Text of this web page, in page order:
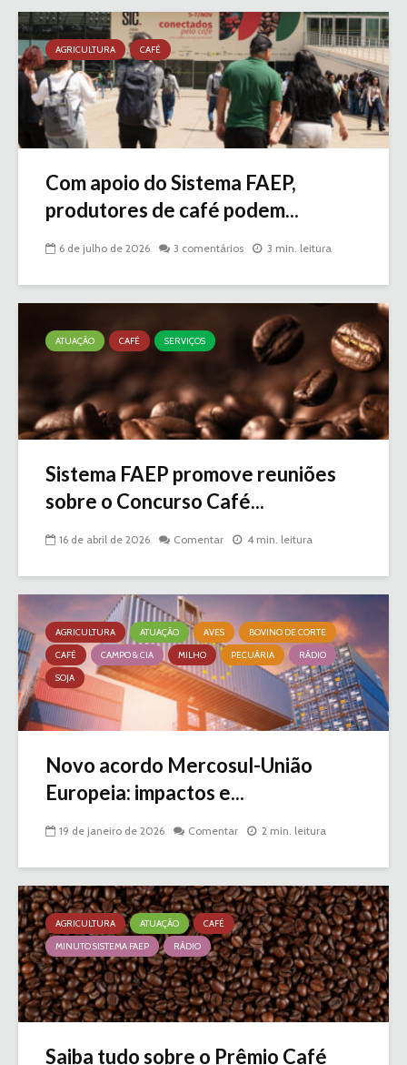
AGRICULTURA CAFÉ
Com apoio do Sistema FAEP,
produtores de café podem...
6 de julho de 2026 3 comentários 3 min. leitura
ATUAÇÃO CAFÉ SERVIÇOS
Sistema FAEP promove reuniões
sobre o Concurso Café...
16 de abril de 2026 Comentar 4 min. leitura
AGRICULTURA ATUAÇÃO AVES
BOVINO DE CORTE
CAFÉ
CAMPO & CIA MILHO PECUÁRIA
RÁDIO
SOJA
Novo acordo Mercosul-União
Europeia: impactos e...
19 de janeiro de 2026 Comentar 2 min. leitura
AGRICULTURA ATUAÇÃO
CAFÉ
MINUTO SISTEMA FAEP
RÁDIO
Saiba tudo sobre o Prêmio Café